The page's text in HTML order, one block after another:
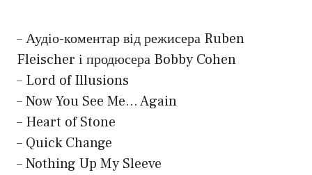
– Аудіо-коментар від режисера Ruben
Fleischer і продюсера Bobby Cohen
– Lord of Illusions
– Now You See Me… Again
– Heart of Stone
– Quick Change
– Nothing Up My Sleeve